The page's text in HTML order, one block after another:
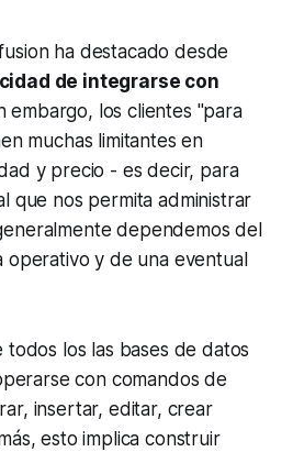
ha destacado desde
de integrarse con
embargo, los clientes "para
muchas limitantes en
y precio - es decir, para
que nos permita administrar
dependemos del
operativo y de una eventual
todos los las bases de datos
con comandos de
insertar, editar, crear
esto implica construir